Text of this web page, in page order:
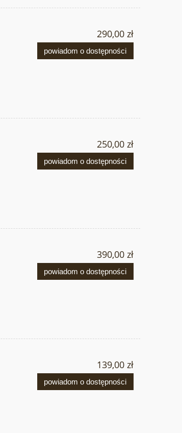
290,00 zł
powiadom o dostępności
250,00 zł
powiadom o dostępności
390,00 zł
powiadom o dostępności
139,00 zł
powiadom o dostępności